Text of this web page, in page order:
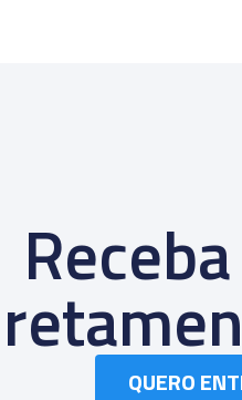
QUERO